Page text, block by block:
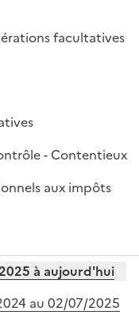
facultatives
- Contentieux
aux impôts
à aujourd'hui
au 02/07/2025